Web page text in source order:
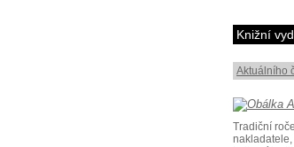
Knižní
Aktuálního
Tradiční
nakladatele,